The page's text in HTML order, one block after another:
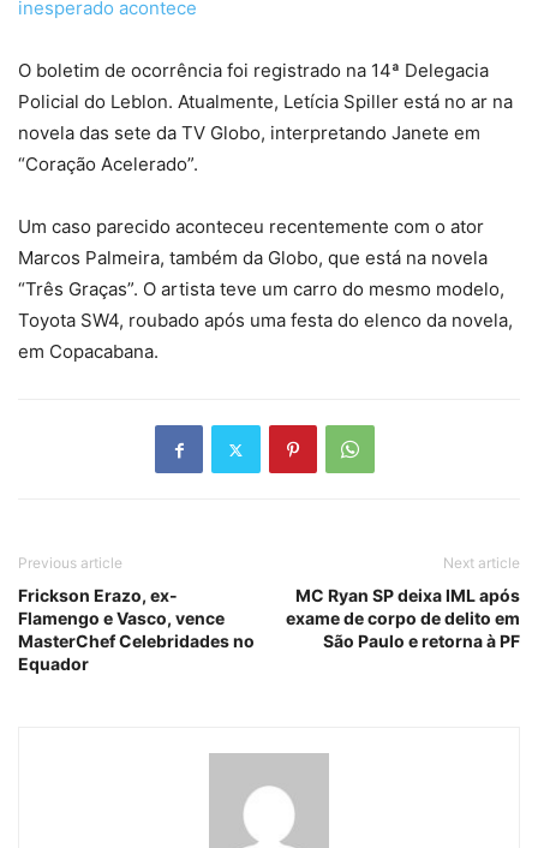
inesperado acontece
O boletim de ocorrência foi registrado na 14ª Delegacia
Policial do Leblon. Atualmente, Letícia Spiller está no ar na
novela das sete da TV Globo, interpretando Janete em
“Coração Acelerado”.
Um caso parecido aconteceu recentemente com o ator
Marcos Palmeira, também da Globo, que está na novela
“Três Graças”. O artista teve um carro do mesmo modelo,
Toyota SW4, roubado após uma festa do elenco da novela,
em Copacabana.
Previous article
Frickson Erazo, ex-
Flamengo e Vasco, vence
MasterChef Celebridades no
Equador
Next article
MC Ryan SP deixa IML após
exame de corpo de delito em
São Paulo e retorna à PF